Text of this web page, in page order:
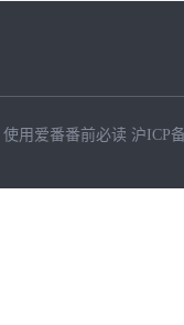
使用爱番番前必读 沪ICP